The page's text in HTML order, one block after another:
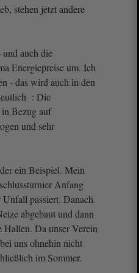
stehen jetzt andere
auch die
Energiepreise um. Ich
- das wird auch in den
: Die
Bezug auf
und sehr
ein Beispiel. Mein
Anfang
passiert. Danach
abgebaut und dann
Hallen. Da unser Verein
uns ohnehin nicht
im Sommer.